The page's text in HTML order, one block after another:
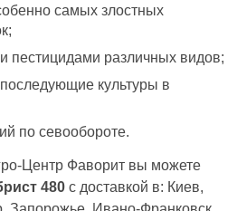
самых злостных
пестицидами различных видов;
культуры в
по севообороте.
Центр Фаворит вы можете
480 с доставкой в: Киев,